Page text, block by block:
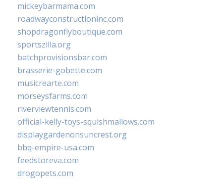
mickeybarmama.com
roadwayconstructioninc.com
shopdragonflyboutique.com
sportszilla.org
batchprovisionsbar.com
brasserie-gobette.com
musicrearte.com
morseysfarms.com
riverviewtennis.com
official-kelly-toys-squishmallows.com
displaygardenonsuncrest.org
bbq-empire-usa.com
feedstoreva.com
drogopets.com